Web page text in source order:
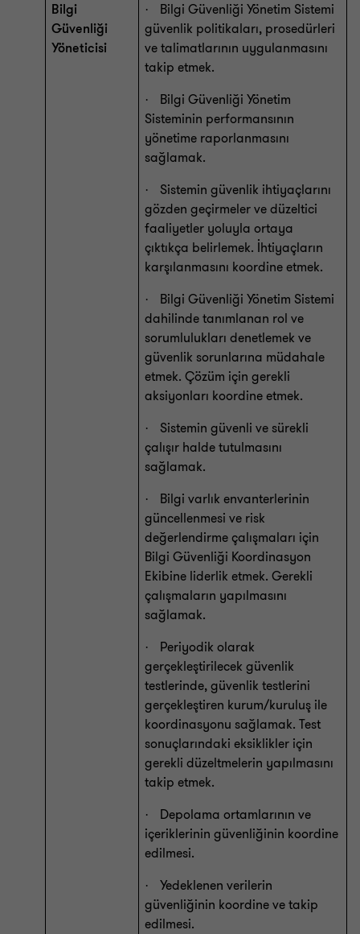
Bilgi
Güvenliği
Yöneticisi
·
Bilgi Güvenliği Yönetim Sistemi
güvenlik politikaları, prosedürleri
ve talimatlarının uygulanmasını
takip etmek.
·
Bilgi Güvenliği Yönetim
Sisteminin performansının
yönetime raporlanmasını
sağlamak.
·
Sistemin güvenlik ihtiyaçlarını
gözden geçirmeler ve düzeltici
faaliyetler yoluyla ortaya
çıktıkça belirlemek. İhtiyaçların
karşılanmasını koordine etmek.
·
Bilgi Güvenliği Yönetim Sistemi
dahilinde tanımlanan rol ve
sorumlulukları denetlemek ve
güvenlik sorunlarına müdahale
etmek. Çözüm için gerekli
aksiyonları koordine etmek.
·
Sistemin güvenli ve sürekli
çalışır halde tutulmasını
sağlamak.
·
Bilgi varlık envanterlerinin
güncellenmesi ve risk
değerlendirme çalışmaları için
Bilgi Güvenliği Koordinasyon
Ekibine liderlik etmek. Gerekli
çalışmaların yapılmasını
sağlamak.
·
Periyodik olarak
gerçekleştirilecek güvenlik
testlerinde, güvenlik testlerini
gerçekleştiren kurum/kuruluş ile
koordinasyonu sağlamak. Test
sonuçlarındaki eksiklikler için
gerekli düzeltmelerin yapılmasını
takip etmek.
·
Depolama ortamlarının ve
içeriklerinin güvenliğinin koordine
edilmesi.
·
Yedeklenen verilerin
güvenliğinin koordine ve takip
edilmesi.